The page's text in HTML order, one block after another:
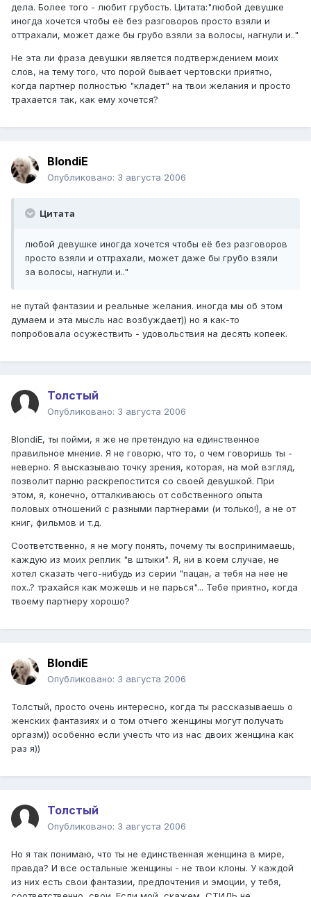
дела. Более того - любит грубость. Цитата:"любой девушке
иногда хочется чтобы её без разговоров просто взяли и
оттрахали, может даже бы грубо взяли за волосы, нагнули и.."
Не эта ли фраза девушки является подтверждением моих
слов, на тему того, что порой бывает чертовски приятно,
когда партнер полностью "кладет" на твои желания и просто
трахается так, как ему хочется?
BlondiE
Опубликовано: 3 августа 2006
Цитата
любой девушке иногда хочется чтобы её без разговоров
просто взяли и оттрахали, может даже бы грубо взяли
за волосы, нагнули и.."
не путай фантазии и реальные желания. иногда мы об этом
думаем и эта мысль нас возбуждает)) но я как-то
попробовала осужествить - удовольствия на десять копеек.
Толстый
Опубликовано: 3 августа 2006
BlondiE, ты пойми, я же не претендую на единственное
правильное мнение. Я не говорю, что то, о чем говоришь ты -
неверно. Я высказываю точку зрения, которая, на мой взгляд,
позволит парню раскрепостится со своей девушкой. При
этом, я, конечно, отталкиваюсь от собственного опыта
половых отношений с разными партнерами (и только!), а не от
книг, фильмов и т.д.
Соответственно, я не могу понять, почему ты воспринимаешь,
каждую из моих реплик "в штыки". Я, ни в коем случае, не
хотел сказать чего-нибудь из серии "пацан, а тебя на нее не
пох..? трахайся как можешь и не парься"... Тебе приятно, когда
твоему партнеру хорошо?
BlondiE
Опубликовано: 3 августа 2006
Толстый, просто очень интересно, когда ты рассказываешь о
женских фантазиях и о том отчего женщины могут получать
оргазм)) особенно если учесть что из нас двоих женщина как
раз я))
Толстый
Опубликовано: 3 августа 2006
Но я так понимаю, что ты не единственная женщина в мире,
правда? И все остальные женщины - не твои клоны. У каждой
из них есть свои фантазии, предпочтения и эмоции, у тебя,